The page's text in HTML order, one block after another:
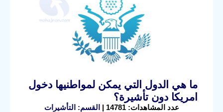
ما هي الدول التي يمكن لمواطنيها دخول
امريكا دون تأشيرة؟
عدد المشاهدات: 14781 | القسم: التأشيرات